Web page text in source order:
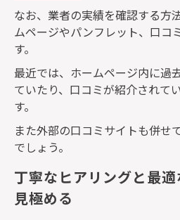
なお、業者の実績を確認する方
ムページやパンフレット、口コ
す。
最近では、ホームページ内に過
ていたり、口コミが紹介されて
す。
また外部の口コミサイトも併せ
でしょう。
丁寧なヒアリングと最
見極める